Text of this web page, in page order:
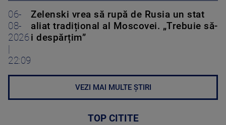
06-
08-
2026
22:09
Zelenski vrea să rupă de Rusia un stat
aliat tradițional al Moscovei. „Trebuie să-
i despărțim”
VEZI MAI MULTE ȘTIRI
TOP CITITE